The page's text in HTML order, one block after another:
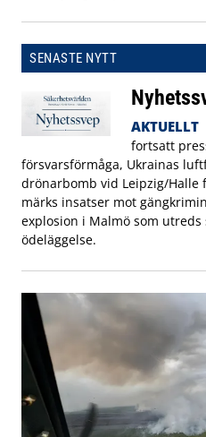
SENASTE NYTT
AKTUELLT
fortsatt
försvarsförmåga, Ukrainas
drönarbomb vid Leipzig/Halle
märks insatser mot
explosion i Malmö som
ödeläggelse.